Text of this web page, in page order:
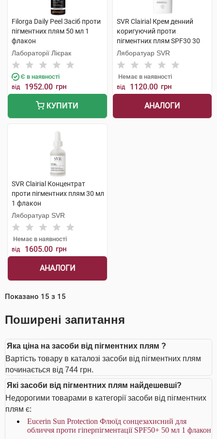
Filorga Daily Peel Засіб проти
пігментних плям 50 мл 1
флакон
Лабораторії Лієрак
Є в наявності
від 1952.00 грн
КУПИТИ
SVR Clairial Крем денний
коригуючий проти
пігментних плям SPF30 30
мл 1 флакон
Ляборатуар SVR
Немає в наявності
від 1120.00 грн
АНАЛОГИ
SVR Clairial Концентрат
проти пігментних плям 30 мл
1 флакон
Ляборатуар SVR
Немає в наявності
від 1605.00 грн
АНАЛОГИ
Показано 15 з 15
Поширені запитання
Яка ціна на засоби від пігментних плям ?
Вартість товару в каталозі засоби від пігментних плям
починається від 744 грн.
Які засоби від пігментних плям найдешевші?
Недорогими товарами в категорії засоби від пігментних
плям є:
Eucerin Sun Protection Флюїд сонцезахисний для
обличчя проти гіперпігментації SPF50+ 50 мл 1 флакон